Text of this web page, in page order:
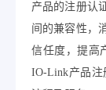
产品的注册认
间的兼容性，
信任度，提高
IO-Link产品注